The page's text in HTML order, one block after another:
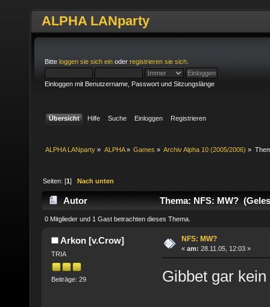
ALPHA LANparty
Bitte loggen sie sich ein oder registrieren sie sich
Einloggen mit Benutzername, Passwort und Sitzungslänge
Übersicht Hilfe Suche Einloggen Registrieren
ALPHA LANparty » ALPHA» Games » Archiv Alpha 10 (2005/2006) »
Seiten: [1]Nach unten
Autor Thema: NFS: MW?
0 Mitglieder und 1 Gast betrachten dieses Thema.
Arkon [v.Crow]
TRIA
Beiträge: 29
NFS: MW?
« am: 28.11.05, 12:03 »
Gibbet gar